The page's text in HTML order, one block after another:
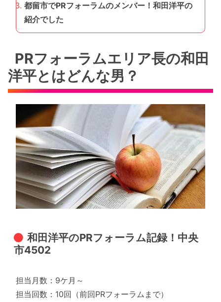
都留市でPRフォーラムのメンバー！和田洋平の
紹介でした
PRフォーラムエリア長の和田
洋平とはどんな男？
和田洋平のPRフォーラム記録！中央
市4502
担当月数：9ケ月～
担当回数：10回（前回PRフォーラムまで）